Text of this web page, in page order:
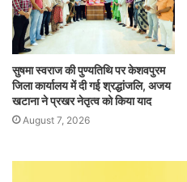
सुषमा स्वराज की पुण्यतिथि पर केशवपुरम
जिला कार्यालय में दी गई श्रद्धांजलि, अजय
खटाना ने प्रखर नेतृत्व को किया याद
August 7, 2026